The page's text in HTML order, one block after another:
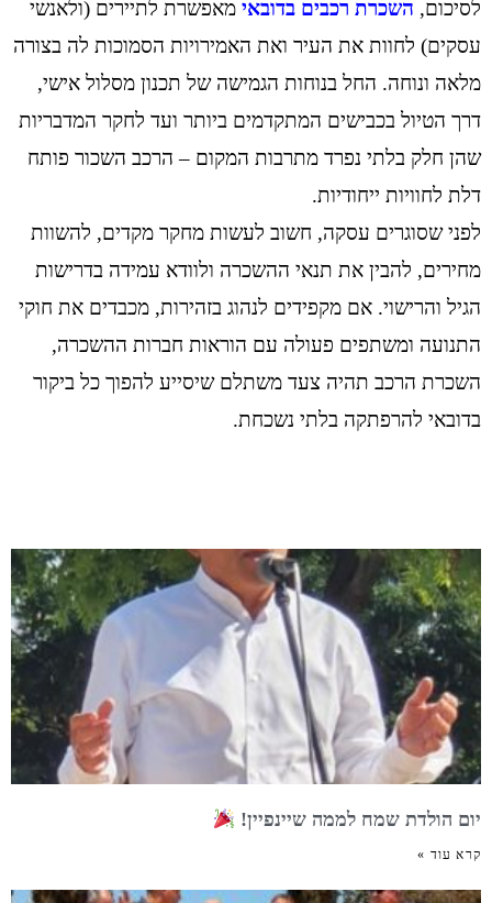
לסיכום, השכרת רכבים בדובאי מאפשרת לתיירים (ולאנשי
עסקים) לחוות את העיר ואת האמירויות הסמוכות לה בצורה
מלאה ונוחה. החל בנוחות הגמישה של תכנון מסלול אישי,
דרך הטיול בכבישים המתקדמים ביותר ועד לחקר המדבריות
שהן חלק בלתי נפרד מתרבות המקום – הרכב השכור פותח
דלת לחוויות ייחודיות.
לפני שסוגרים עסקה, חשוב לעשות מחקר מקדים, להשוות
מחירים, להבין את תנאי ההשכרה ולוודא עמידה בדרישות
הגיל והרישוי. אם מקפידים לנהוג בזהירות, מכבדים את חוקי
התנועה ומשתפים פעולה עם הוראות חברות ההשכרה,
השכרת הרכב תהיה צעד משתלם שיסייע להפוך כל ביקור
בדובאי להרפתקה בלתי נשכחת.
יום הולדת שמח לממה שיינפיין!
קרא עוד »